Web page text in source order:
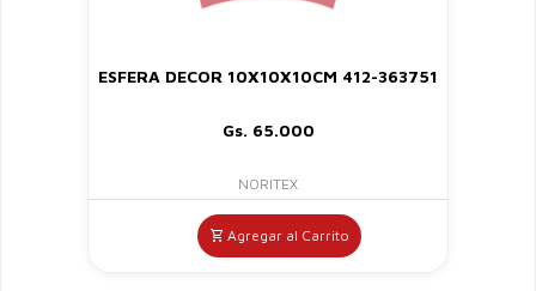
ESFERA DECOR 10X10X10CM 412-363751
Gs. 65.000
NORITEX
Agregar al Carrito